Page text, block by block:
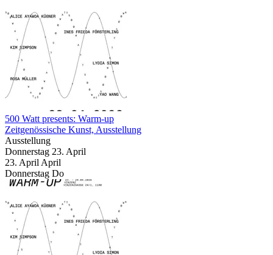
500 Watt presents: Warm-up
Zeitgenössische Kunst, Ausstellung
Ausstellung
Donnerstag 23. April
23. April April
Donnerstag Do